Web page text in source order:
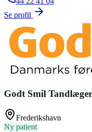
Se profil
Godt Smil
Frederikshavn
Ny patient